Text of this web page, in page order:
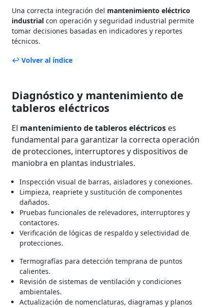
Una correcta integración del mantenimiento eléctrico
industrial con operación y seguridad industrial permite
tomar decisiones basadas en indicadores y reportes
técnicos.
↩ Volver al índice
Diagnóstico y mantenimiento de
tableros eléctricos
El mantenimiento de tableros eléctricos es
fundamental para garantizar la correcta operación
de protecciones, interruptores y dispositivos de
maniobra en plantas industriales.
Inspección visual de barras, aisladores y conexiones.
Limpieza, reapriete y sustitución de componentes
dañados.
Pruebas funcionales de relevadores, interruptores y
contactores.
Verificación de lógicas de respaldo y selectividad de
protecciones.
Termografías para detección temprana de puntos
calientes.
Revisión de sistemas de ventilación y condiciones
ambientales.
Actualización de nomenclaturas, diagramas y planos